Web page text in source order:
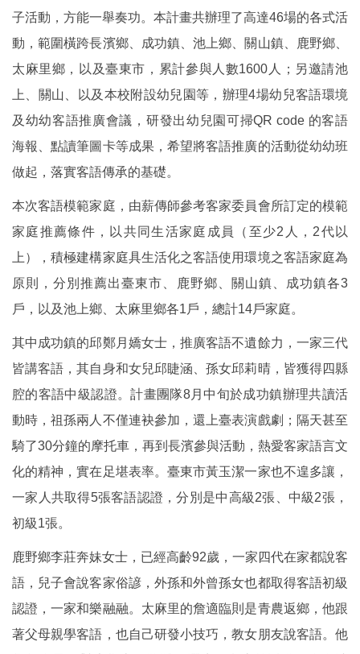
子活動，方能一舉奏功。本計畫共辦理了高達46場的各式活
動，範圍橫跨長濱鄉、成功鎮、池上鄉、關山鎮、鹿野鄉、
太麻里鄉，以及臺東市，累計參與人數1600人；另邀請池
上、關山、以及本校附設幼兒園等，辦理4場幼兒客語環境
及幼幼客語推廣會議，研發出幼兒園可掃QR code 的客語
海報、點讀筆圖卡等成果，希望將客語推廣的活動從幼幼班
做起，落實客語傳承的基礎。
本次客語模範家庭，由薪傳師參考客家委員會所訂定的模範
家庭推薦條件，以共同生活家庭成員（至少2人，2代以
上），積極建構家庭具生活化之客語使用環境之客語家庭為
原則，分別推薦出臺東市、鹿野鄉、關山鎮、成功鎮各3
戶，以及池上鄉、太麻里鄉各1戶，總計14戶家庭。
其中成功鎮的邱鄭月嬌女士，推廣客語不遺餘力，一家三代
皆講客語，其自身和女兒邱睫涵、孫女邱莉晴，皆獲得四縣
腔的客語中級認證。計畫團隊8月中旬於成功鎮辦理共讀活
動時，祖孫兩人不僅連袂參加，還上臺表演戲劇；隔天甚至
騎了30分鐘的摩托車，再到長濱參與活動，熱愛客家語言文
化的精神，實在足堪表率。臺東市黃玉潔一家也不遑多讓，
一家人共取得5張客語認證，分別是中高級2張、中級2張，
初級1張。
鹿野鄉李莊奔妹女士，已經高齡92歲，一家四代在家都說客
語，兒子會說客家俗諺，外孫和外曾孫女也都取得客語初級
認證，一家和樂融融。太麻里的詹適臨則是青農返鄉，他跟
著父母親學客語，也自己研發小技巧，教女朋友說客語。他